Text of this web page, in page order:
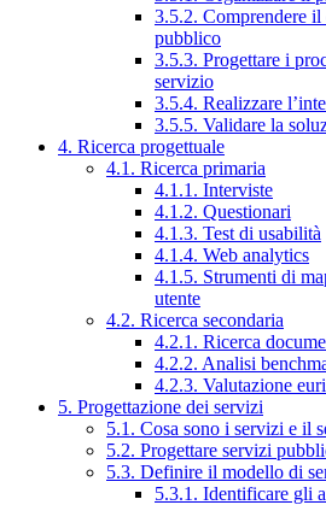
3.5.2. Comprendere il
pubblico
3.5.3. Progettare i
servizio
3.5.4. Realizzare
3.5.5. Validare la
4. Ricerca progettuale
4.1. Ricerca primaria
4.1.1. Interviste
4.1.2. Questionari
4.1.3. Test di usabilità
4.1.4. Web analytics
4.1.5. Strumenti di
utente
4.2. Ricerca secondaria
4.2.1. Ricerca
4.2.2. Analisi
4.2.3. Valutazione
5. Progettazione dei servizi
5.1. Cosa sono i servizi e il
5.2. Progettare servizi
5.3. Definire il modello di
5.3.1. Identificare gli